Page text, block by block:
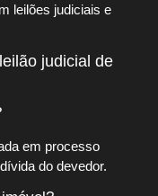
leilões judiciais e
judicial de
em processo
do devedor.